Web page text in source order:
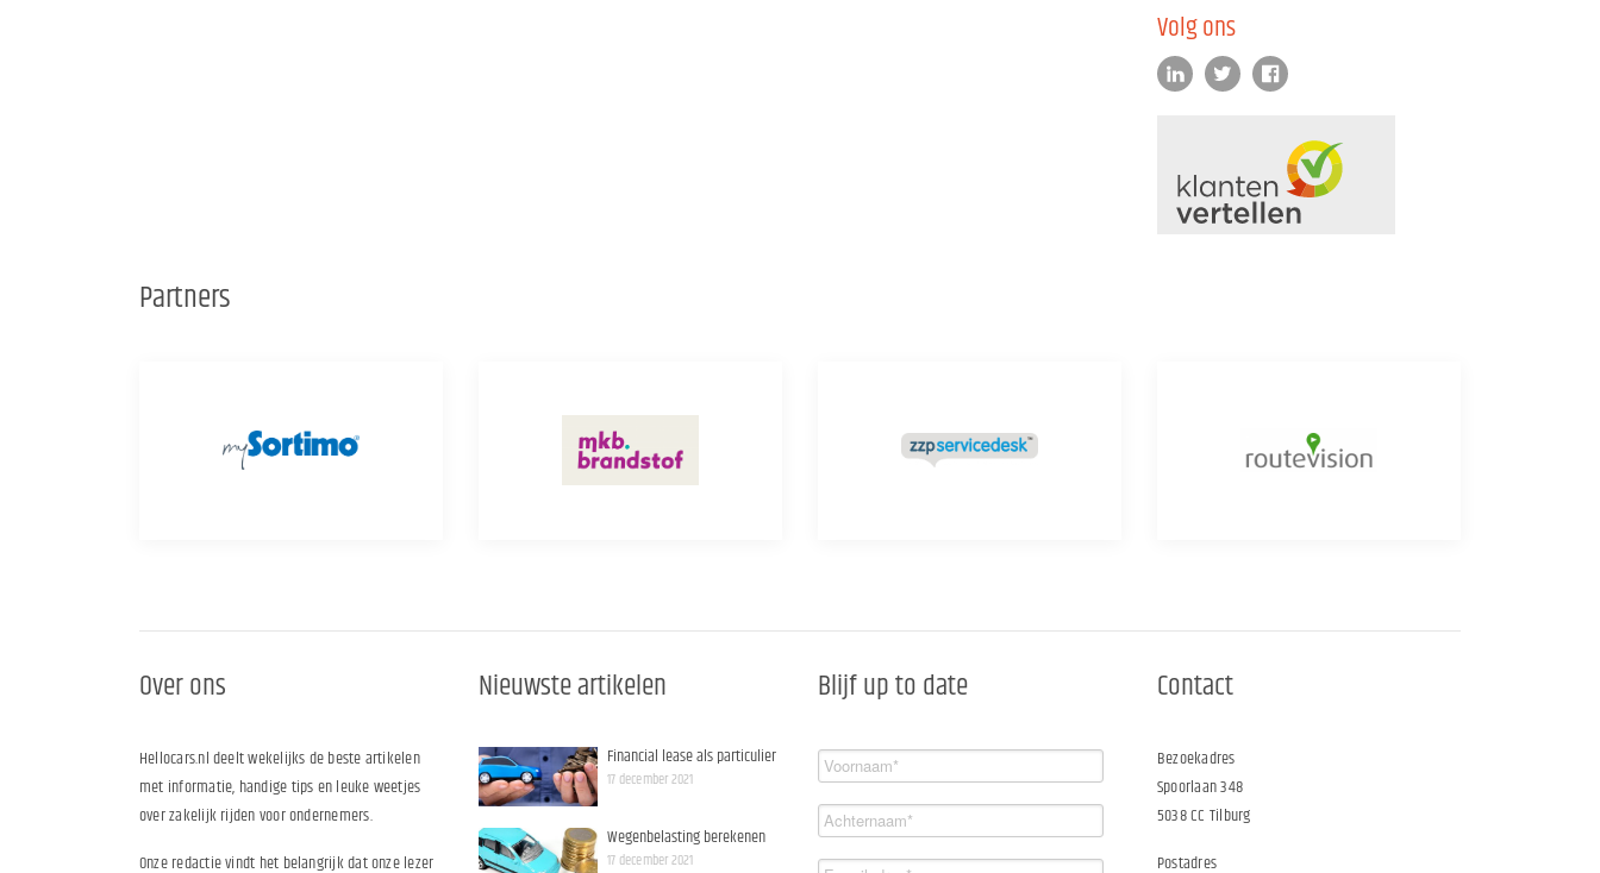
Volg ons
Partners
Over ons
Hellocars.nl deelt wekelijks de beste artikelen
met informatie, handige tips en leuke weetjes
over zakelijk rijden voor ondernemers.
Onze redactie vindt het belangrijk dat onze lezer
Nieuwste artikelen
Financial lease als particulier
17 december 2021
Wegenbelasting berekenen
17 december 2021
Blijf up to date Contact
Bezoekadres
Spoorlaan 348
5038 CC Tilburg
Postadres